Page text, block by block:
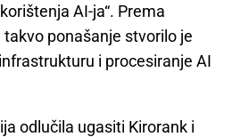
AI-ja“. Prema
ponašanje stvorilo je
i procesiranje AI
odlučila ugasiti Kirorank i